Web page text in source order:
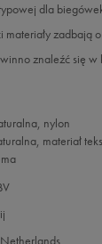
dla
materiały zadbają
znaleźć się w
nylon
materiał